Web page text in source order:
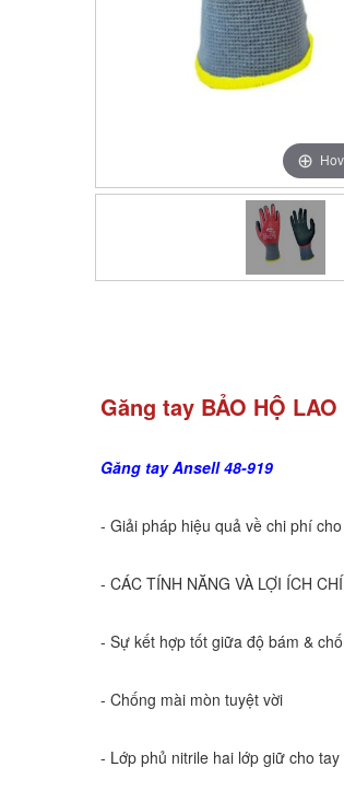
Găng tay BẢO HỘ
Găng tay Ansell 48-919
- Giải pháp hiệu quả về chi phí
- CÁC TÍNH NĂNG VÀ LỢI ÍCH
- Sự kết hợp tốt giữa độ bám &
- Chống mài mòn tuyệt vời
- Lớp phủ nitrile hai lớp giữ cho